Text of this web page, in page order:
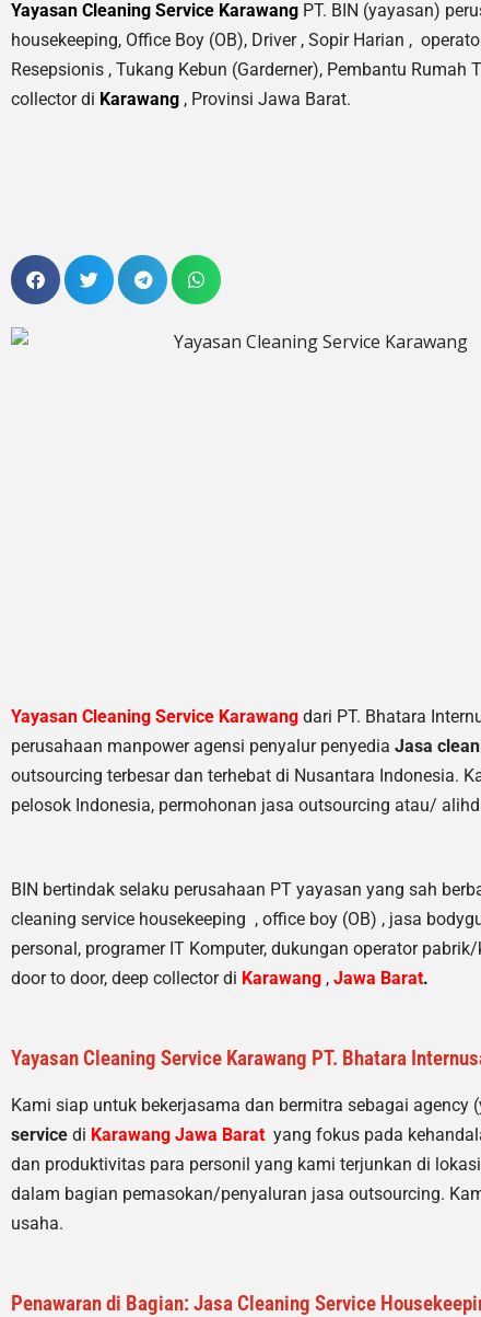
Yayasan Cleaning Service Karawang PT. BIN (yayasan)
housekeeping, Office Boy (OB), Driver , Sopir Harian ,
Resepsionis , Tukang Kebun (Garderner), Pembantu
collector di Karawang , Provinsi Jawa Barat.
Yayasan Cleaning Service Karawang dari PT. Bhatara
perusahaan manpower agensi penyalur penyedia Jasa
outsourcing terbesar dan terhebat di Nusantara Indonesia.
pelosok Indonesia, permohonan jasa outsourcing atau/
BIN bertindak selaku perusahaan PT yayasan yang sah
cleaning service housekeeping , office boy (OB) , jasa
personal, programer IT Komputer, dukungan operator
door to door, deep collector di Karawang , Jawa Barat.
Yayasan Cleaning Service Karawang PT. Bhatara
Kami siap untuk bekerjasama dan bermitra sebagai agency
service di Karawang Jawa Barat yang fokus pada
dan produktivitas para personil yang kami terjunkan di
dalam bagian pemasokan/penyaluran jasa outsourcing.
usaha.
Penawaran di Bagian: Jasa Cleaning Service